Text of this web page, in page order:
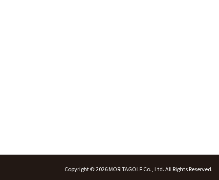
Copyright © 2026 MORITAGOLF Co., Ltd. All Rights Reserved.